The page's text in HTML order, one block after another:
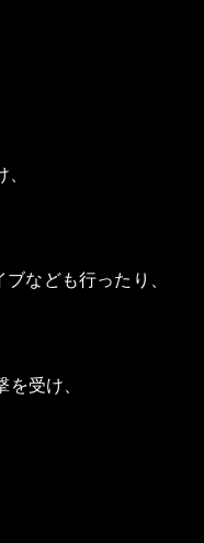
なども行ったり、
受け、